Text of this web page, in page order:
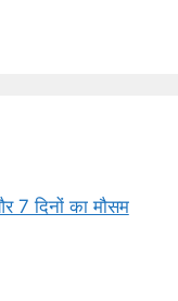
7 दिनों का मौसम